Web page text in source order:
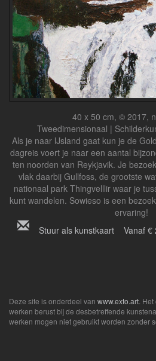
40 x 50 cm, © 2017,
Tweedimensionaal |
Als je naar IJsland gaat kun je de
dagreis voert je naar een aantal
ten noorden van Reykjavik. Je
vlak daarbij Gullfoss, de grootste
nationaal park Thingvelllir waar je
kunt wandelen. Sowieso is een
ervaring!
Stuur als kunstkaart Vanaf €
Deze site is onderdeel van www.exto.art .
werken berust bij de desbetreffende
werken mogen niet gebruikt worden zonder